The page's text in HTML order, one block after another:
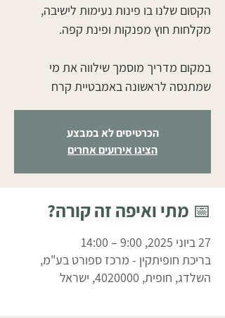
הקסום שלנו בו פינות נעימות לישיבה,
במקום מדריך מוסמך שילווה את מי
שמתנסה לראשונה באמבטיית קרח
הכרטיסים לא במבצע
הציגו אירועים אחרים
📅 מתי ואיפה זה קורה?
27 ביוני 2025, 9:00 – 14:00
בריכת חופיתקין - מרכז ספורט בע"מ,
השלדג, חופית, 4020000, ישראל